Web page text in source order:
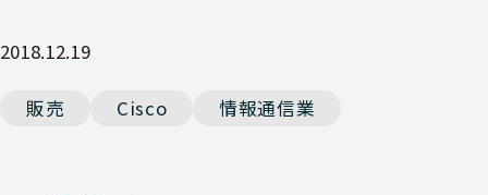
2018.12.19
販売 Cisco 情報通信業